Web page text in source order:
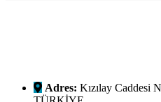
Adres: Kızılay Caddesi